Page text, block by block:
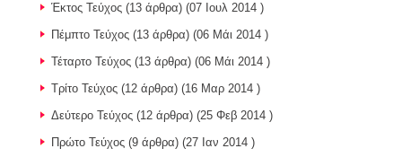
Έκτος Τεύχος (13 άρθρα) (07 Ιουλ 2014 )
Πέμπτο Τεύχος (13 άρθρα) (06 Μάι 2014 )
Τέταρτο Τεύχος (13 άρθρα) (06 Μάι 2014 )
Τρίτο Τεύχος (12 άρθρα) (16 Μαρ 2014 )
Δεύτερο Τεύχος (12 άρθρα) (25 Φεβ 2014 )
Πρώτο Τεύχος (9 άρθρα) (27 Ιαν 2014 )